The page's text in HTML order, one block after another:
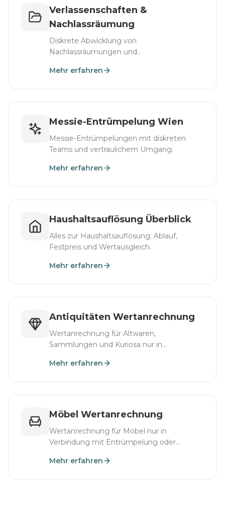
Verlassenschaften &
Nachlassräumung
Diskrete Abwicklung von
Nachlassräumungen und
Mehr erfahren
Messie-Entrümpelung Wien
Messie-Entrümpelungen mit diskreten
Teams und vertraulichem Umgang.
Mehr erfahren
Haushaltsauflösung Überblick
Alles zur Haushaltsauflösung: Ablauf,
Festpreis und Wertausgleich.
Mehr erfahren
Antiquitäten Wertanrechnung
Wertanrechnung für Altwaren,
Sammlungen und Kuriosa nur in
Räumung.
Mehr erfahren
Möbel Wertanrechnung
Wertanrechnung für Möbel nur in
Verbindung mit Entrümpelung oder
Mehr erfahren